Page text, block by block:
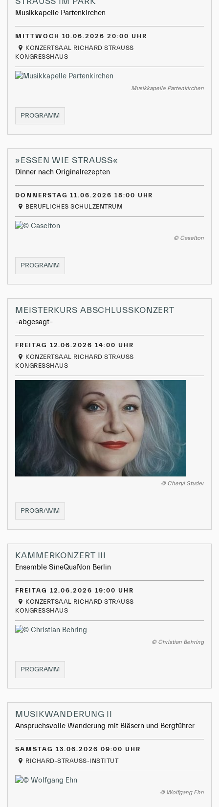
Musikkapelle Partenkirchen
MITTWOCH 10.06.2026 20:00 UHR
KONZERTSAAL RICHARD STRAUSS
KONGRESSHAUS
Musikkapelle Partenkirchen
PROGRAMMSTRAUSS
IM
PARK
»ESSEN WIE STRAUSS«
Dinner nach Originalrezepten
DONNERSTAG 11.06.2026 18:00 UHR
BERUFLICHES SCHULZENTRUM
© Caselton
PROGRAMM»ESSEN
WIE
STRAUSS«
MEISTERKURS ABSCHLUSSKONZERT
–abgesagt–
FREITAG 12.06.2026 14:00 UHR
KONZERTSAAL RICHARD STRAUSS
KONGRESSHAUS
© Cheryl Studer
PROGRAMMMEISTERKURS
ABSCHLUSSKONZERT
KAMMERKONZERT III
Ensemble SineQuaNon Berlin
FREITAG 12.06.2026 19:00 UHR
KONZERTSAAL RICHARD STRAUSS
KONGRESSHAUS
© Christian Behring
PROGRAMMKAMMERKONZERT
III
MUSIKWANDERUNG II
Anspruchsvolle Wanderung mit Bläsern und Bergführer
SAMSTAG 13.06.2026 09:00 UHR
RICHARD-STRAUSS-INSTITUT
© Wolfgang Ehn